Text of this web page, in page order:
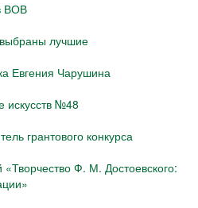
ВОВ
лучшие
Евгения Чарушина
искусств №48
грантового конкурса
«Творчество Ф. М. Достоевского: